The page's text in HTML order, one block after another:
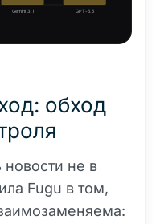
Gemini 3.1 GPT-5.5
обход
новости не в
Fugu в том,